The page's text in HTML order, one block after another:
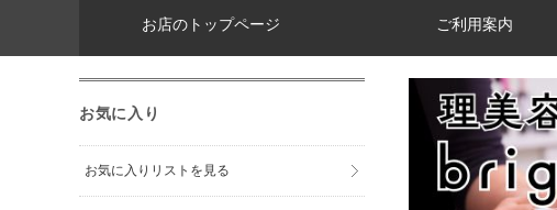
お店のトップページ ご利用案内
お気に入り
お気に入りリストを見る